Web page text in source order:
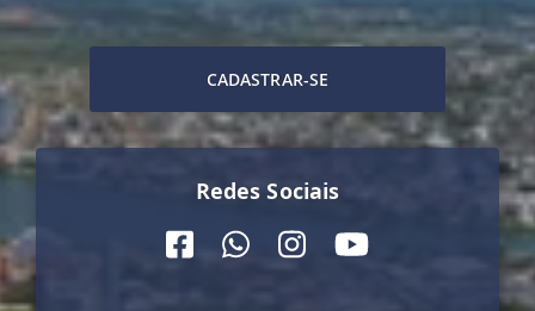
CADASTRAR-SE
Redes Sociais